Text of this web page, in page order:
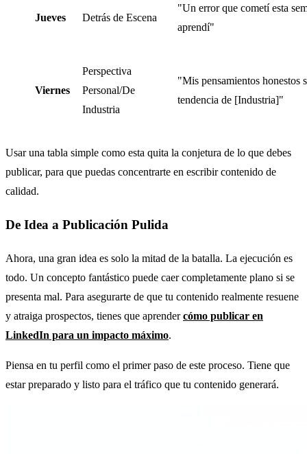
Jueves Detrás de Escena
"Un error que cometí esta
aprendí"
Viernes
Perspectiva
Personal/De
Industria
"Mis pensamientos honestos
tendencia de [Industria]"
Usar una tabla simple como esta quita la conjetura de lo que debes
publicar, para que puedas concentrarte en escribir contenido de
calidad.
De Idea a Publicación Pulida
Ahora, una gran idea es solo la mitad de la batalla. La ejecución es
todo. Un concepto fantástico puede caer completamente plano si se
presenta mal. Para asegurarte de que tu contenido realmente resuene
y atraiga prospectos, tienes que aprendercómo publicar en
LinkedIn para un impacto máximo.
Piensa en tu perfil como el primer paso de este proceso. Tiene que
estar preparado y listo para el tráfico que tu contenido generará.